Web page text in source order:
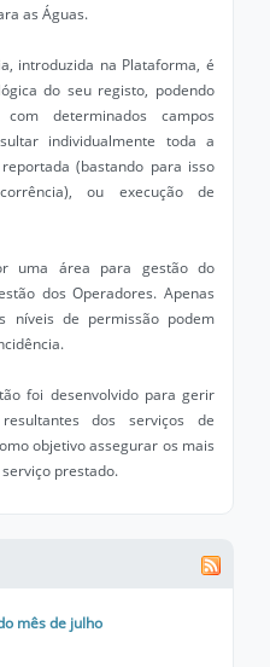
as Águas.
introduzida na Plataforma, é
do seu registo, podendo
determinados campos
individualmente toda a
(bastando para isso
ou execução de
uma área para gestão do
dos Operadores. Apenas
níveis de permissão podem
foi desenvolvido para gerir
dos serviços de
objetivo assegurar os mais
prestado.
mês de julho